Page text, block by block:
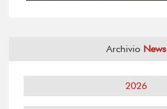
Archivio News
2026